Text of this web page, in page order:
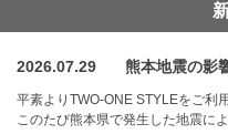
熊本地震の影
2026.07.29
平素よりTWO-ONE STYLEをご利
このたび熊本県で発生した地震に